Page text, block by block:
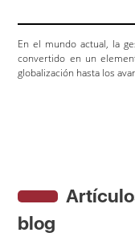
En el mundo actual, la
convertido en un
globalización hasta los
blog